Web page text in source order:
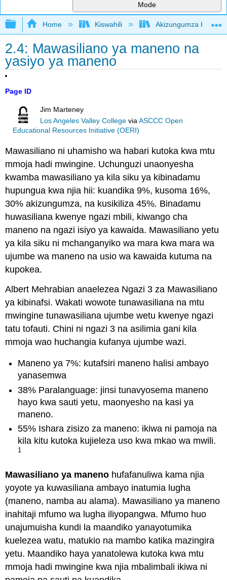
Mode
Expand/collapse global hierarchy
Home Kiswahili Akizungumza
2.4: Mawasiliano ya maneno na
yasiyo ya maneno
Page ID
Jim Marteney
Los Angeles Valley College viaASCCC Open
Educational Resources Initiative (OERI)
Mawasiliano ni uhamisho wa habari kutoka kwa mtu
mmoja hadi mwingine. Uchunguzi unaonyesha
kwamba mawasiliano ya kila siku ya kibinadamu
hupungua kwa njia hii: kuandika 9%, kusoma 16%,
30% akizungumza, na kusikiliza 45%. Binadamu
huwasiliana kwenye ngazi mbili, kiwango cha
maneno na ngazi isiyo ya kawaida. Mawasiliano yetu
ya kila siku ni mchanganyiko wa mara kwa mara wa
ujumbe wa maneno na usio wa kawaida kutuma na
kupokea.
Albert Mehrabian anaelezea Ngazi 3 za Mawasiliano
ya kibinafsi. Wakati wowote tunawasiliana na mtu
mwingine tunawasiliana ujumbe wetu kwenye ngazi
tatu tofauti. Chini ni ngazi 3 na asilimia gani kila
mmoja wao huchangia kufanya ujumbe wazi.
Maneno ya 7%: kutafsiri maneno halisi ambayo
yanasemwa
38% Paralanguage: jinsi tunavyosema maneno
hayo kwa sauti yetu, maonyesho na kasi ya
maneno.
55% Ishara zisizo za maneno: ikiwa ni pamoja na
kila kitu kutoka kujieleza uso kwa mkao wa mwili.
1
Mawasiliano ya maneno hufafanuliwa kama njia
yoyote ya kuwasiliana ambayo inatumia lugha
(maneno, namba au alama). Mawasiliano ya maneno
inahitaji mfumo wa lugha iliyopangwa. Mfumo huo
unajumuisha kundi la maandiko yanayotumika
kuelezea watu, matukio na mambo katika mazingira
yetu. Maandiko haya yanatolewa kutoka kwa mtu
mmoja hadi mwingine kwa njia mbalimbali ikiwa ni